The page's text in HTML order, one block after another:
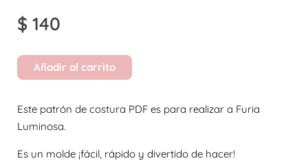
$ 140
Añadir al carrito
Este patrón de costura PDF es para realizar a Furia
Luminosa.
Es un molde ¡fácil, rápido y divertido de hacer!